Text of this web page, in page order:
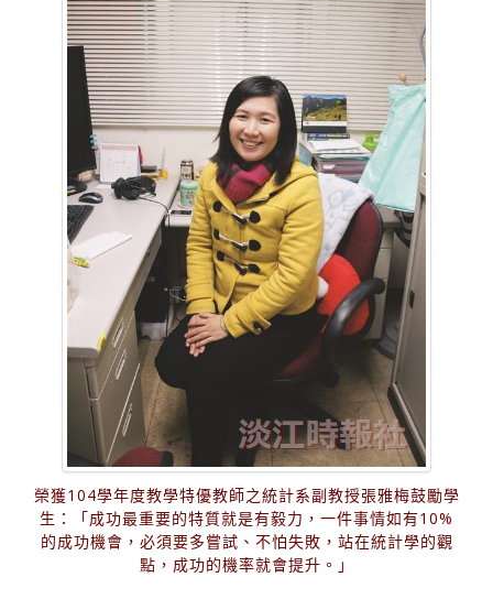
榮獲104學年度教學特優教師之統計系副教授張雅梅鼓勵學
生：「成功最重要的特質就是有毅力，一件事情如有10%
的成功機會，必須要多嘗試、不怕失敗，站在統計學的觀
點，成功的機率就會提升。」